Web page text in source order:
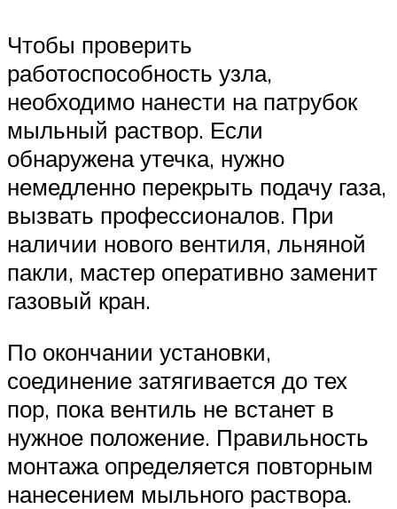
Чтобы проверить
работоспособность узла,
необходимо нанести на патрубок
мыльный раствор. Если
обнаружена утечка, нужно
немедленно перекрыть подачу газа,
вызвать профессионалов. При
наличии нового вентиля, льняной
пакли, мастер оперативно заменит
газовый кран.
По окончании установки,
соединение затягивается до тех
пор, пока вентиль не встанет в
нужное положение. Правильность
монтажа определяется повторным
нанесением мыльного раствора.